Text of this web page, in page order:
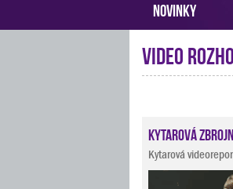
NOVINKY
Video
Kytarová
Kytarová